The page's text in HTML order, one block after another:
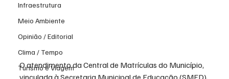
Infraestrutura
Meio Ambiente
Opinião / Editorial
Clima / Tempo
Turismo e Viagem
O atendimento da Central de Matrículas do Município,
vinculada à Secretaria Municipal de Educação (SMED),